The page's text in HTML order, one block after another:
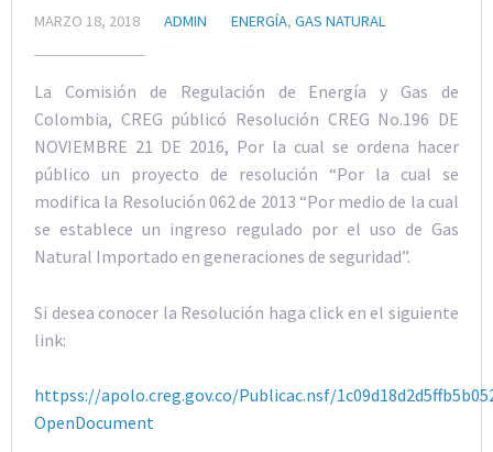
MARZO 18, 2018 ADMIN ENERGÍA, GAS NATURAL
La Comisión de Regulación de Energía y Gas de
Colombia, CREG públicó Resolución CREG No.196 DE
NOVIEMBRE 21 DE 2016, Por la cual se ordena hacer
público un proyecto de resolución “Por la cual se
modifica la Resolución 062 de 2013 “Por medio de la cual
se establece un ingreso regulado por el uso de Gas
Natural Importado en generaciones de seguridad”.
Si desea conocer la Resolución haga click en el siguiente
link:
httpss://apolo.creg.gov.co/Publicac.nsf/
OpenDocument